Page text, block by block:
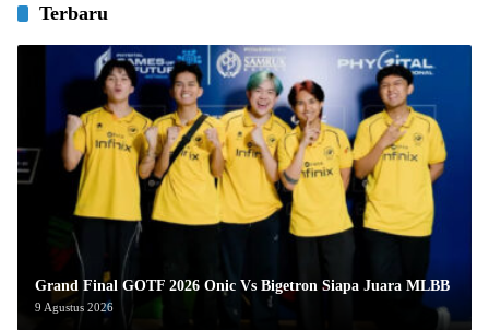
Terbaru
Grand Final GOTF 2026 Onic Vs Bigetron Siapa Juara MLBB
9 Agustus 2026